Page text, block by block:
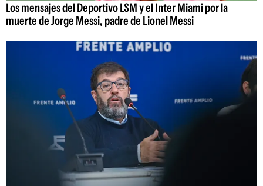
Los mensajes del Deportivo LSM y el Inter Miami por la
muerte de Jorge Messi, padre de Lionel Messi